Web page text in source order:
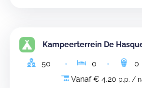
Kampeerterrein De
50 0 0
Vanaf € 4,20 p.p. /